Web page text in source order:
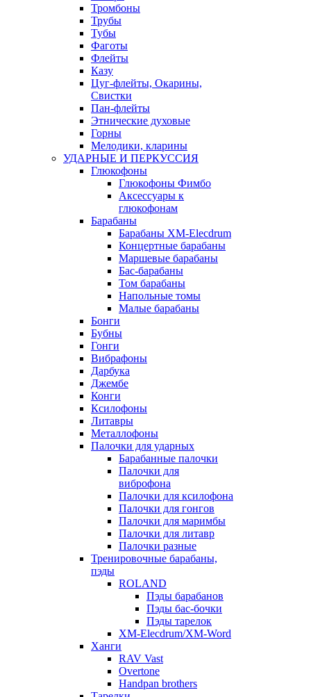
Тромбоны
Трубы
Тубы
Фаготы
Флейты
Казу
Цуг-флейты, Окарины,
Свистки
Пан-флейты
Этнические духовые
Горны
Мелодики, кларины
УДАРНЫЕ И ПЕРКУССИЯ
Глюкофоны
Глюкофоны Фимбо
Аксессуары к
глюкофонам
Барабаны
Барабаны XM-Elecdrum
Концертные барабаны
Маршевые барабаны
Бас-барабаны
Том барабаны
Напольные томы
Малые барабаны
Бонги
Бубны
Гонги
Вибрафоны
Дарбука
Джембе
Конги
Ксилофоны
Литавры
Металлофоны
Палочки для ударных
Барабанные палочки
Палочки для
виброфона
Палочки для ксилофона
Палочки для гонгов
Палочки для маримбы
Палочки для литавр
Палочки разные
Тренировочные барабаны,
пэды
ROLAND
Пэды барабанов
Пэды бас-бочки
Пэды тарелок
XM-Elecdrum/XM-Word
Ханги
RAV Vast
Overtone
Handpan brothers